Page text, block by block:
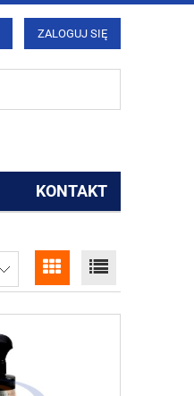
ZALOGUJ SIĘ
KONTAKT